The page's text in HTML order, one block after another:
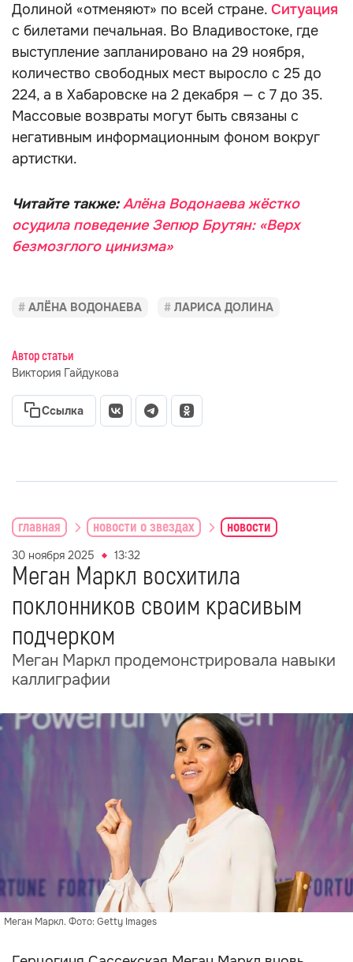
Долиной «отменяют» по всей стране. Ситуация
с билетами печальная. Во Владивостоке, где
выступление запланировано на 29 ноября,
количество свободных мест выросло с 25 до
224, а в Хабаровске на 2 декабря — с 7 до 35.
Массовые возвраты могут быть связаны с
негативным информационным фоном вокруг
артистки.
Читайте также:Алёна Водонаева жёстко
осудила поведение Зепюр Брутян: «Верх
безмозглого цинизма»
АЛЁНА ВОДОНАЕВА ЛАРИСА ДОЛИНА
Автор статьи
Виктория Гайдукова
Ссылка
главная новости о звездах новости
30 ноября 2025 13:32
Меган Маркл восхитила
поклонников своим красивым
подчерком
Меган Маркл продемонстрировала навыки
каллиграфии
Меган Маркл. Фото: Getty Images